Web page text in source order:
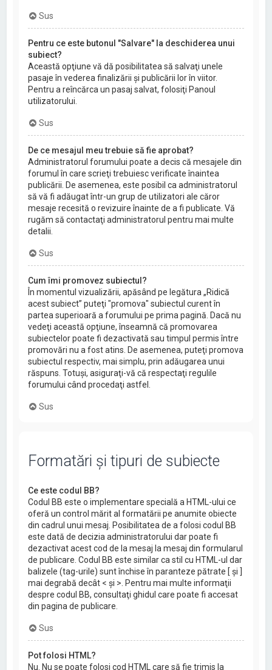
Sus
Pentru ce este butonul "Salvare" la deschiderea unui
subiect?
Această opţiune vă dă posibilitatea să salvaţi unele
pasaje în vederea finalizării şi publicării lor în viitor.
Pentru a reîncărca un pasaj salvat, folosiţi Panoul
utilizatorului.
Sus
De ce mesajul meu trebuie să fie aprobat?
Administratorul forumului poate a decis că mesajele din
forumul în care scrieţi trebuiesc verificate înaintea
publicării. De asemenea, este posibil ca administratorul
să vă fi adăugat într-un grup de utilizatori ale căror
mesaje recesită o revizuire înainte de a fi publicate. Vă
rugăm să contactaţi administratorul pentru mai multe
detalii.
Sus
Cum îmi promovez subiectul?
În momentul vizualizării, apăsând pe legătura „Ridică
acest subiect” puteţi "promova" subiectul curent în
partea superioară a forumului pe prima pagină. Dacă nu
vedeţi această opţiune, înseamnă că promovarea
subiectelor poate fi dezactivată sau timpul permis între
promovări nu a fost atins. De asemenea, puteţi promova
subiectul respectiv, mai simplu, prin adăugarea unui
răspuns. Totuşi, asiguraţi-vă că respectaţi regulile
forumului când procedaţi astfel.
Sus
Formatări şi tipuri de subiecte
Ce este codul BB?
Codul BB este o implementare specială a HTML-ului ce
oferă un control mărit al formatării pe anumite obiecte
din cadrul unui mesaj. Posibilitatea de a folosi codul BB
este dată de decizia administratorului dar poate fi
dezactivat acest cod de la mesaj la mesaj din formularul
de publicare. Codul BB este similar ca stil cu HTML-ul dar
balizele (tag-urile) sunt închise în paranteze pătrate [ şi ]
mai degrabă decât < şi >. Pentru mai multe informaţii
despre codul BB, consultaţi ghidul care poate fi accesat
din pagina de publicare.
Sus
Pot folosi HTML?
Nu. Nu se poate folosi cod HTML care să fie trimis la